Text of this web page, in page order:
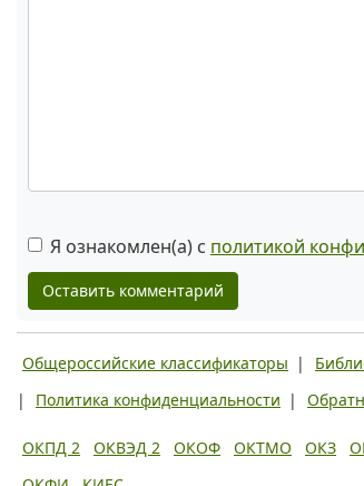
Я ознакомлен(а) с политикой
Оставить комментарий
Общероссийские классификаторы |
|
Политика конфиденциальности |
ОКПД 2 ОКВЭД 2 ОКОФ ОКТМО ОКЗ